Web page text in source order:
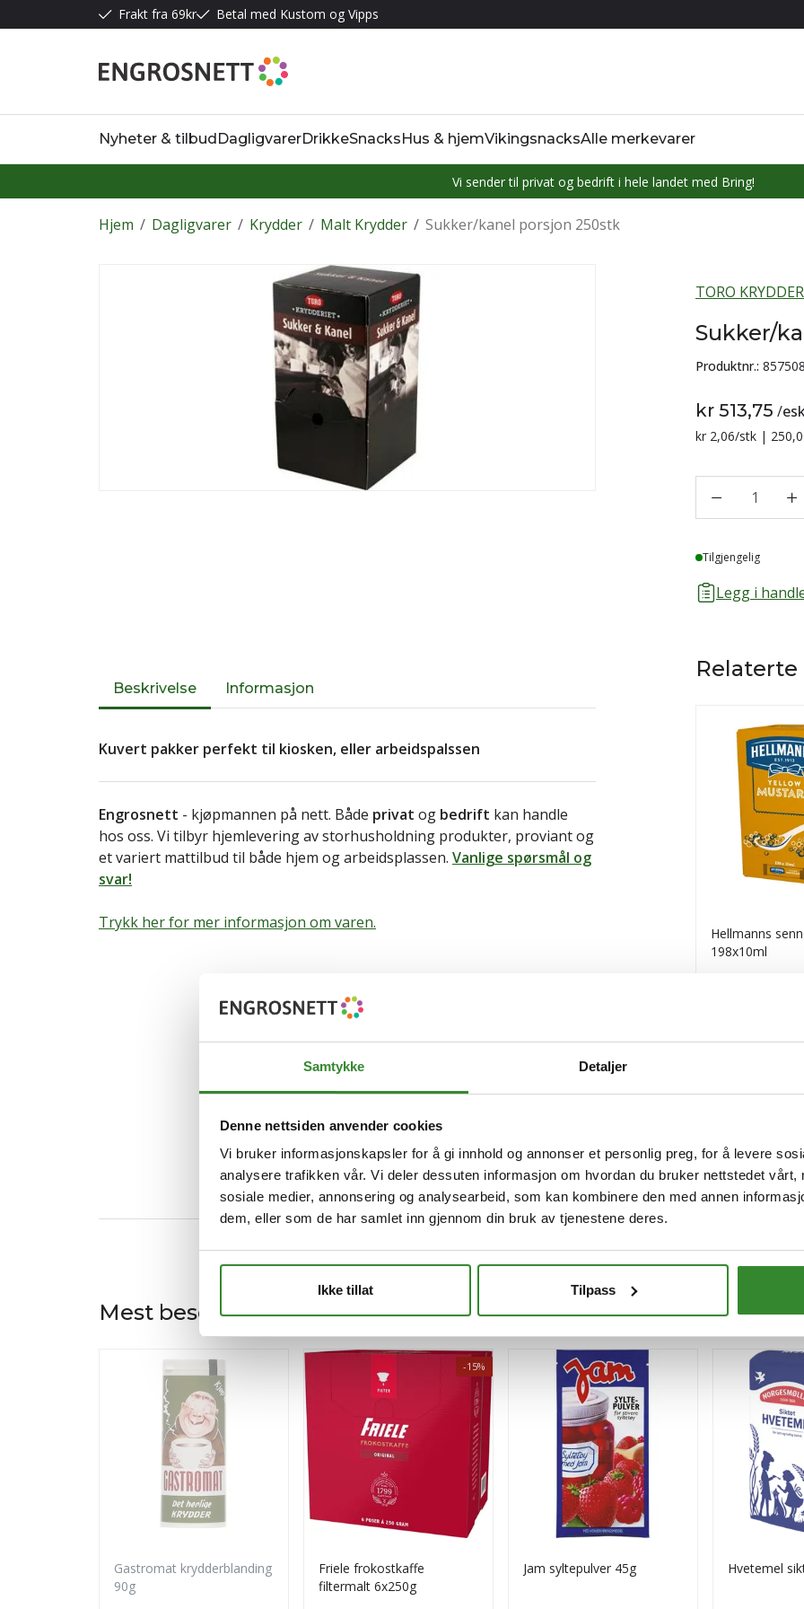
Samtykke Detaljer
Denne nettsiden anvender cookies
Vi bruker informasjonskapsler for å gi innhold og annonser et personlig preg, for å levere
analysere trafikken vår. Vi deler dessuten informasjon om hvordan du bruker nettstedet vårt,
sosiale medier, annonsering og analysearbeid, som kan kombinere den med annen
dem, eller som de har samlet inn gjennom din bruk av tjenestene deres.
Ikke tillat Tilpass
Frakt fra 69kr Betal med Kustom og Vipps
Nyheter & tilbudDagligvarerDrikkeSnacksHus & hjemVikingsnacksAlle merkevarer
Vi sender til privat og bedrift i hele landet med Bring!
/
Hjem /
Dagligvarer /
Krydder /
Malt Krydder Sukker/kanel porsjon 250stk
TORO
Sukker/
Produktnr.: 857508
kr 513,75 /
Sammenligning
kr 2,06/stk |
1
Lager
Tilgjengelig
Legg i
Beskrivelse Informasjon
Kuvert pakker perfekt til kiosken, eller arbeidspalssen
Engrosnett - kjøpmannen på nett. Både privat og bedrift kan handle
hos oss. Vi tilbyr hjemlevering av storhusholdning produkter, proviant og
et variert mattilbud til både hjem og arbeidsplassen. Vanlige spørsmål og
svar!
Trykk her for mer informasjon om varen.
Hellmanns
198x10ml
Mest besøkt
Gastromat krydderblanding
90g
-15%
Friele frokostkaffe
filtermalt 6x250g
Jam syltepulver 45g Hvetemel